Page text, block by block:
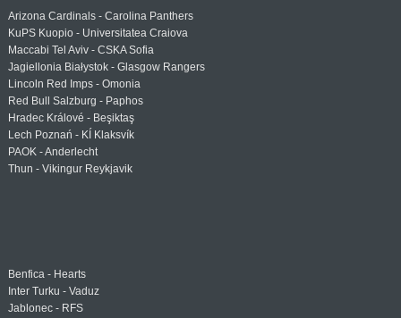
Arizona Cardinals - Carolina Panthers
KuPS Kuopio - Universitatea Craiova
Maccabi Tel Aviv - CSKA Sofia
Jagiellonia Białystok - Glasgow Rangers
Lincoln Red Imps - Omonia
Red Bull Salzburg - Paphos
Hradec Králové - Beşiktaş
Lech Poznań - KÍ Klaksvík
PAOK - Anderlecht
Thun - Vikingur Reykjavik
Benfica - Hearts
Inter Turku - Vaduz
Jablonec - RFS